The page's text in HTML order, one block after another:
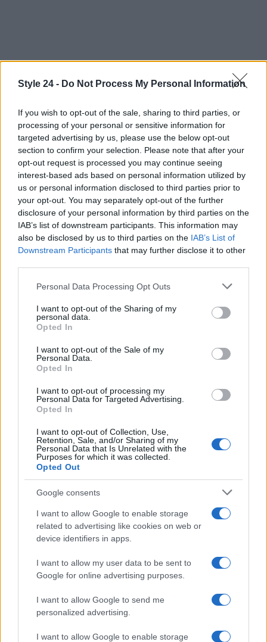
Style 24 - Do Not Process My Personal Information
If you wish to opt-out of the sale, sharing to third parties, or
processing of your personal or sensitive information for
targeted advertising by us, please use the below opt-out
section to confirm your selection. Please note that after your
opt-out request is processed you may continue seeing
interest-based ads based on personal information utilized by
us or personal information disclosed to third parties prior to
your opt-out. You may separately opt-out of the further
disclosure of your personal information by third parties on the
IAB’s list of downstream participants. This information may
also be disclosed by us to third parties on the IAB’s List of
Downstream Participants that may further disclose it to other
Please note that this website/app uses one or more Google
not limited to your visit or usage behaviour. You may click to
grant or deny consent to Google and its third-party tags to
use your data for below specified purposes in below Google
consent section.
Personal Data Processing Opt Outs
I want to opt-out of the Sharing of my
personal data.
Opted In
I want to opt-out of the Sale of my
Personal Data.
Opted In
I want to opt-out of processing my
Personal Data for Targeted Advertising.
Opted In
I want to opt-out of Collection, Use,
Retention, Sale, and/or Sharing of my
Personal Data that Is Unrelated with the
Purposes for which it was collected.
Opted Out
Google consents
I want to allow Google to enable storage
related to advertising like cookies on web or
device identifiers in apps.
I want to allow my user data to be sent to
Google for online advertising purposes.
I want to allow Google to send me
personalized advertising.
I want to allow Google to enable storage
AUTORE
Staff
Continua a leggere
LIFESTYLE